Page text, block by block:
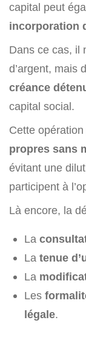
capital peut
incorporation
Dans ce cas, il
d’argent, mais
créance
capital social.
Cette
propres sans
évitant une
participent à
Là encore, la
La
La tenue
La
Les
légale.